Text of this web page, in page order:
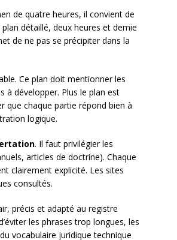
de quatre heures, il convient de
détaillé, deux heures et demie
de ne pas se précipiter dans la
Ce plan doit mentionner les
à développer. Plus le plan est
que chaque partie répond bien à
logique.
. Il faut privilégier les
articles de doctrine). Chaque
clairement explicité. Les sites
consultés.
précis et adapté au registre
les phrases trop longues, les
vocabulaire juridique technique